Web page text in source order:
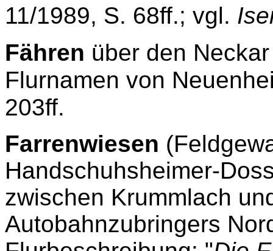
11/1989, S. 68ff.; vgl.
Fähren über den
Flurnamen von
203ff.
Farrenwiesen
Handschuhsheimer-
zwischen Krummlach
Autobahnzubringers